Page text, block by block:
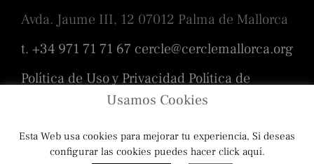
Avda. Jaume III, 12 07012 Palma de Mallorca
t. +34 971 71 71 67 cercle@cerclemallorca.org
Política de Uso y Privacidad Política de
DiseñoToni Borrás/ Programación
Usamos Cookies
Esta Web usa cookies para mejorar tu experiencia, Si deseas
configurar las cookies puedes hacer click aquí.